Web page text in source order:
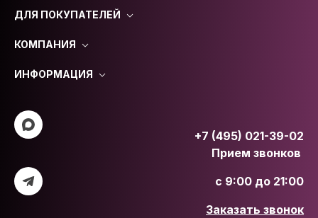
ДЛЯ ПОКУПАТЕЛЕЙ
КОМПАНИЯ
ИНФОРМАЦИЯ
+7 (495) 021-39-02
Прием звонков
с 9:00 до 21:00
Заказать звонок